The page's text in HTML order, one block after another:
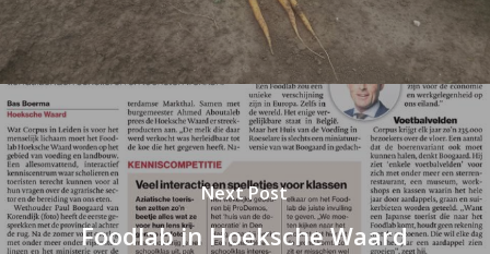
Next Post
Foodlab in Hoeksche Waard